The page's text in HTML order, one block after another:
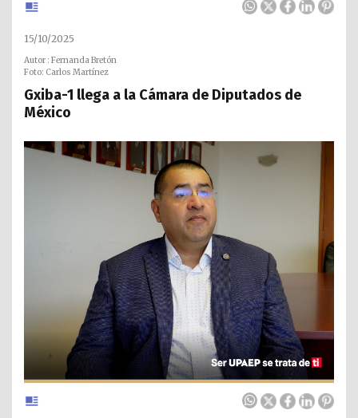
15/10/2025
Autor : Fernanda Bretón
Foto: Carlos Martínez
Gxiba-1 llega a la Cámara de Diputados de
México